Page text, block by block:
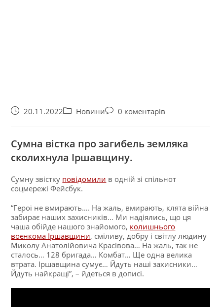
20.11.2022 Новини 0 коментарів
Сумна вістка про загибель земляка
сколихнула Іршавщину.
Сумну звістку повідомили в одній зі спільнот
соцмережі Фейсбук.
“Герої не вмирають…. На жаль, вмирають, клята війна
забирає наших захисників… Ми надіялись, що ця
чаша обійде нашого знайомого, колишнього
воєнкома Іршавщини, сміливу, добру і світлу людину
Миколу Анатолійовича Красівова… На жаль, так не
сталось… 128 бригада… Комбат… Ще одна велика
втрата. Іршавщина сумує… Йдуть наші захисники…
Йдуть найкращі”, – йдеться в дописі.